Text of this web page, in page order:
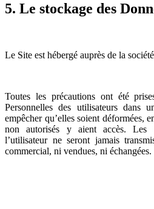
5. Le stockage des
Le Site est hébergé auprès de la
Toutes les précautions ont été
Personnelles des utilisateurs dans
empêcher qu’elles soient déformées,
non autorisés y aient accès. Les
l’utilisateur ne seront jamais
commercial, ni vendues, ni échangées.